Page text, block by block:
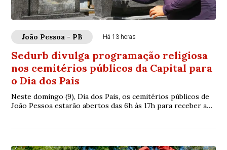
João Pessoa - PB Há 13 horas
Sedurb divulga programação religiosa
nos cemitérios públicos da Capital para
o Dia dos Pais
Neste domingo (9), Dia dos Pais, os cemitérios públicos de
João Pessoa estarão abertos das 6h às 17h para receber as